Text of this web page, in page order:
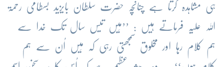
ہی مشاہدہ کرتا ہے چنانچہ حضرت سلطان بایزید بسطامی رحمۃ
اللہ علیہ فرماتے ہیں : ’’مَیں تیس سال تک خدا سے
ہم کلام رہا اور مخلوق سمجھتی رہی کہ مَیں اُن سے ہم